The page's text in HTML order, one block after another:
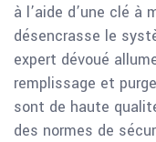
à l’aide d’une clé
désencrasse le
expert dévoué
remplissage et
sont de haute
des normes de